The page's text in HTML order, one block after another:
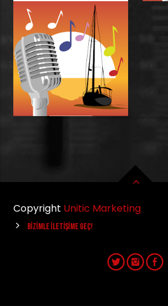
Copyright Unitic Marketing
BIZIMLE İLETIŞIME GEÇ!